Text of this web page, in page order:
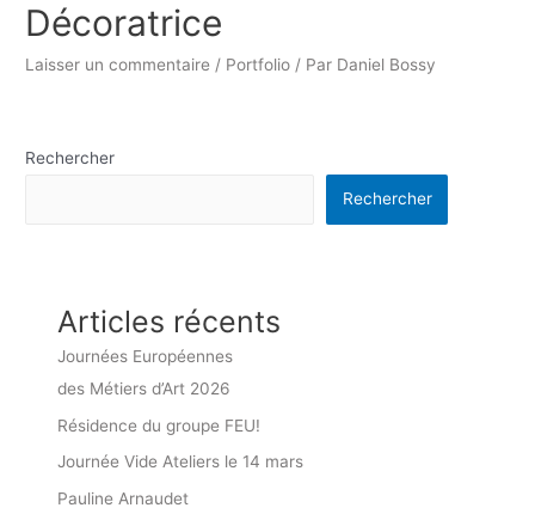
Décoratrice
Laisser un commentaire / Portfolio / Par Daniel Bossy
Rechercher
Rechercher
Articles récents
Journées Européennes
des Métiers d’Art 2026
Résidence du groupe FEU!
Journée Vide Ateliers le 14 mars
Pauline Arnaudet